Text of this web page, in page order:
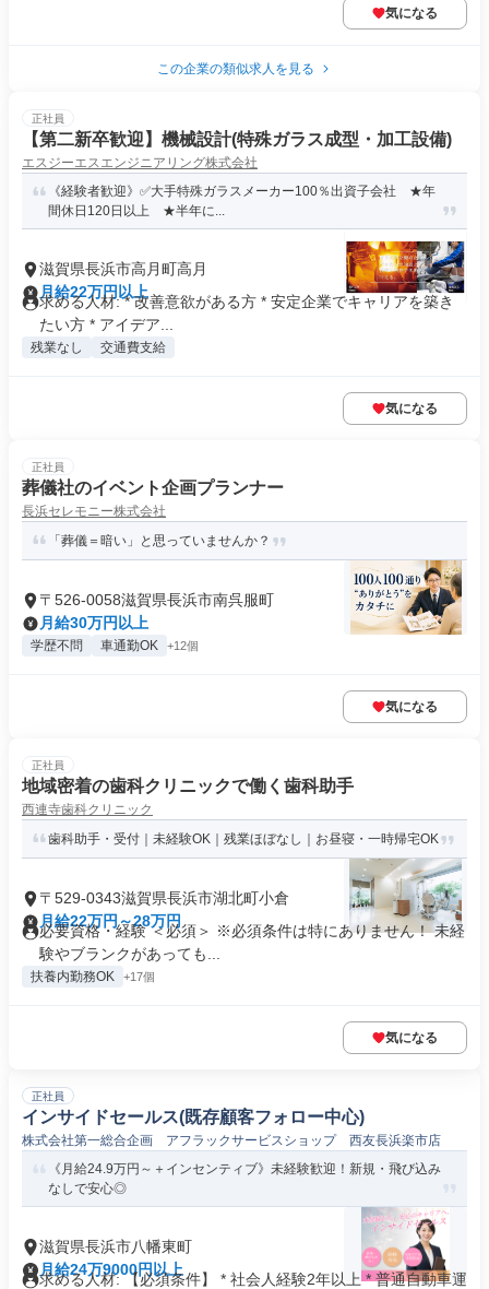
気になる
この企業の類似求人を見る
正社員
【第二新卒歓迎】機械設計(特殊ガラス成型・加工設備)
エスジーエスエンジニアリング株式会社
《経験者歓迎》✅大手特殊ガラスメーカー100％出資子会社 ★年
間休日120日以上 ★半年に...
滋賀県長浜市高月町高月
月給22万円以上
求める人材: * 改善意欲がある方 * 安定企業でキャリアを築き
たい方 * アイデア...
残業なし 交通費支給
気になる
正社員
葬儀社のイベント企画プランナー
長浜セレモニー株式会社
「葬儀＝暗い」と思っていませんか？
〒526-0058滋賀県長浜市南呉服町
月給30万円以上
学歴不問 車通勤OK +12個
気になる
正社員
地域密着の歯科クリニックで働く歯科助手
西連寺歯科クリニック
歯科助手・受付｜未経験OK｜残業ほぼなし｜お昼寝・一時帰宅OK
〒529-0343滋賀県長浜市湖北町小倉
月給22万円～28万円
必要資格・経験 ＜必須＞ ※必須条件は特にありません！ 未経
験やブランクがあっても...
扶養内勤務OK +17個
気になる
正社員
インサイドセールス(既存顧客フォロー中心)
株式会社第一総合企画 アフラックサービスショップ 西友長浜楽市店
《月給24.9万円～＋インセンティブ》未経験歓迎！新規・飛び込み
なしで安心◎
滋賀県長浜市八幡東町
月給24万9000円以上
求める人材: 【必須条件】 * 社会人経験2年以上 * 普通自動車運